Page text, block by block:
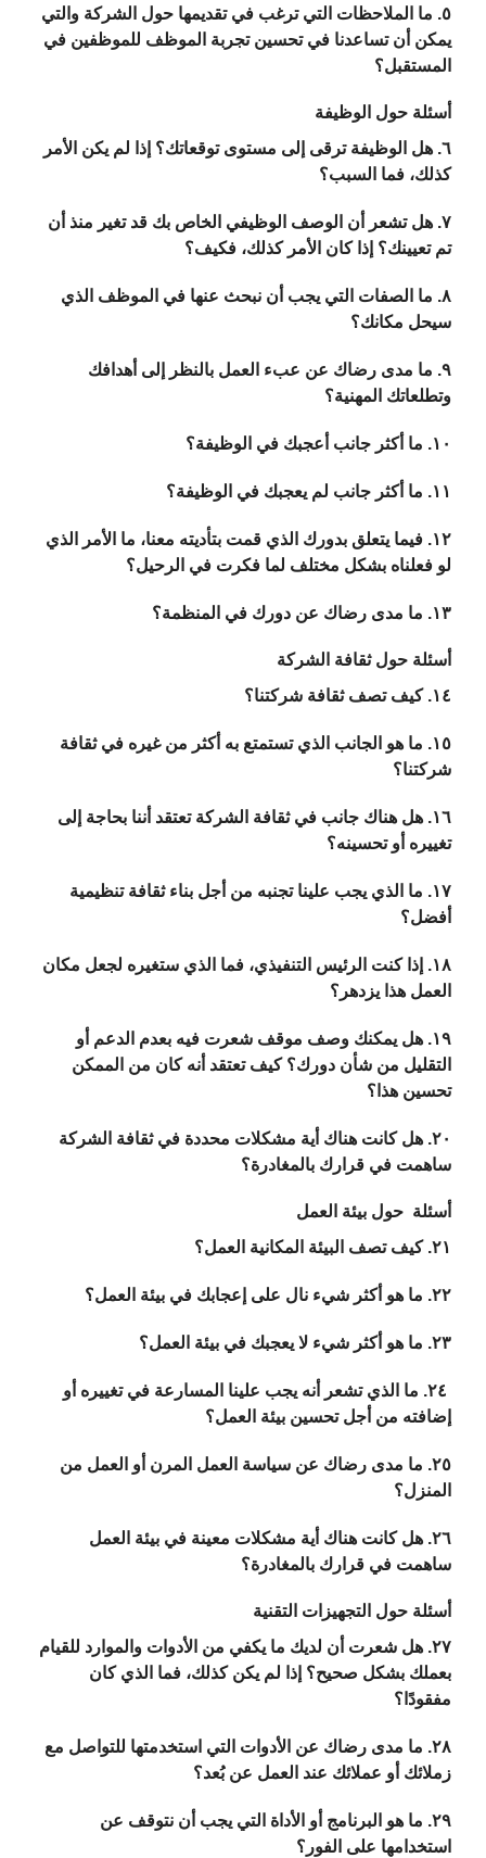
٥. ما الملاحظات التي ترغب في تقديمها حول الشركة والتي
يمكن أن تساعدنا في تحسين تجربة الموظف للموظفين في
المستقبل؟
أسئلة حول الوظيفة
٦. هل الوظيفة ترقى إلى مستوى توقعاتك؟ إذا لم يكن الأمر
كذلك، فما السبب؟
٧. هل تشعر أن الوصف الوظيفي الخاص بك قد تغير منذ أن
تم تعيينك؟ إذا كان الأمر كذلك، فكيف؟
٨. ما الصفات التي يجب أن نبحث عنها في الموظف الذي
سيحل مكانك؟
٩. ما مدى رضاك عن عبء العمل بالنظر إلى أهدافك
وتطلعاتك المهنية؟
١٠. ما أكثر جانب أعجبك في الوظيفة؟
١١. ما أكثر جانب لم يعجبك في الوظيفة؟
١٢. فيما يتعلق بدورك الذي قمت بتأديته معنا، ما الأمر الذي
لو فعلناه بشكل مختلف لما فكرت في الرحيل؟
١٣. ما مدى رضاك عن دورك في المنظمة؟
أسئلة حول ثقافة الشركة
١٤. كيف تصف ثقافة شركتنا؟
١٥. ما هو الجانب الذي تستمتع به أكثر من غيره في ثقافة
شركتنا؟
١٦. هل هناك جانب في ثقافة الشركة تعتقد أننا بحاجة إلى
تغييره أو تحسينه؟
١٧. ما الذي يجب علينا تجنبه من أجل بناء ثقافة تنظيمية
أفضل؟
١٨. إذا كنت الرئيس التنفيذي، فما الذي ستغيره لجعل مكان
العمل هذا يزدهر؟
١٩. هل يمكنك وصف موقف شعرت فيه بعدم الدعم أو
التقليل من شأن دورك؟ كيف تعتقد أنه كان من الممكن
تحسين هذا؟
٢٠. هل كانت هناك أية مشكلات محددة في ثقافة الشركة
ساهمت في قرارك بالمغادرة؟
أسئلة حول بيئة العمل
٢١. كيف تصف البيئة المكانية العمل؟
٢٢. ما هو أكثر شيء نال على إعجابك في بيئة العمل؟
٢٣. ما هو أكثر شيء لا يعجبك في بيئة العمل؟
٢٤. ما الذي تشعر أنه يجب علينا المسارعة في تغييره أو
إضافته من أجل تحسين بيئة العمل؟
٢٥. ما مدى رضاك عن سياسة العمل المرن أو العمل من
المنزل؟
٢٦. هل كانت هناك أية مشكلات معينة في بيئة العمل
ساهمت في قرارك بالمغادرة؟
أسئلة حول التجهيزات التقنية
٢٧. هل شعرت أن لديك ما يكفي من الأدوات والموارد للقيام
بعملك بشكل صحيح؟ إذا لم يكن كذلك، فما الذي كان
مفقودًا؟
٢٨. ما مدى رضاك عن الأدوات التي استخدمتها للتواصل مع
زملائك أو عملائك عند العمل عن بُعد؟
٢٩. ما هو البرنامج أو الأداة التي يجب أن نتوقف عن
استخدامها على الفور؟